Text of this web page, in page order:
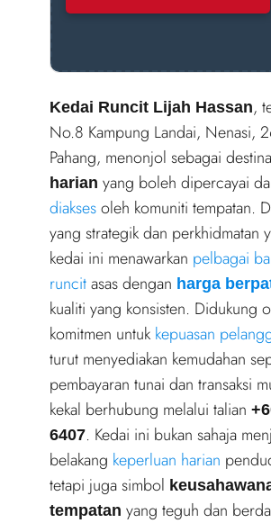
Kedai Runcit Lijah Hassan,
No.8 Kampung Landai, Nenasi,
Pahang, menonjol sebagai
harian yang boleh dipercayai
diaksesoleh komuniti tempatan.
yang strategik dan perkhidmatan
kedai ini menawarkan pelbagai
runcitasas dengan harga
kualiti yang konsisten. Didukung
komitmen untuk kepuasan
turut menyediakan kemudahan
pembayaran tunai dan transaksi
kekal berhubung melalui talian
6407. Kedai ini bukan sahaja
belakang keperluan harian
tetapi juga simbol
tempatan yang teguh dan